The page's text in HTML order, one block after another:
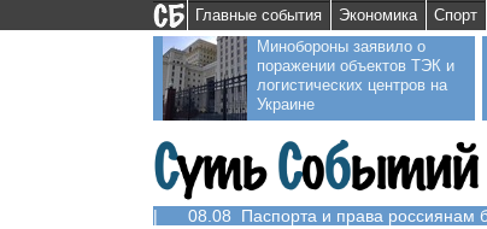
Главные события Экономика Спорт
Минобороны заявило о
поражении объектов ТЭК и
логистических центров на
Украине
| 08.08 Паспорта и права россиянам